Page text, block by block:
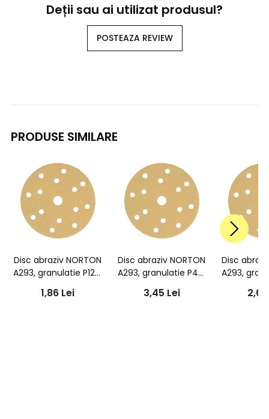
Deții sau ai utilizat produsul?
POSTEAZA REVIEW
PRODUSE SIMILARE
Disc abraziv NORTON
A293, granulatie P120,
diametru 150x18mm,
15 gauri aspiratie
1,86 Lei
Disc abraziv NORTON
A293, granulatie P40,
diametru 150x18mm,
15 gauri aspiratie
3,45 Lei
Disc
A293,
15